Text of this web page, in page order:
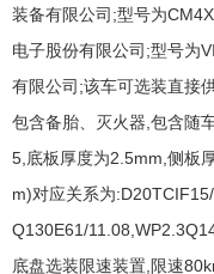
装备有限公司;型号为
电子股份有限公司;型号为
有限公司;该车可选装直接
包含备胎、灭火器,包含随
5,底板厚度为2.5mm,侧板
m)对应关系为
Q130E61/
底盘选装限速装置,限速